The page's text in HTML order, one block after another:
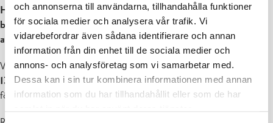
och annonserna till användarna, tillhandahålla funktioner
för sociala medier och analysera vår trafik. Vi
vidarebefordrar även sådana identifierare och annan
information från din enhet till de sociala medier och
annons- och analysföretag som vi samarbetar med.
Dessa kan i sin tur kombinera informationen med annan
information som du har tillhandahållit eller som de har
Har du nya jobbutmaningar, studier, företagsstart eller byte av
bransch i tankarna? Letar du efter sommarjobb? Saknar din
ansökan en aktuell profilbild?
Välkommen till Hangö rekryteringsmässaonsdagen den 28.1 kl.
13–17för att bekanta dig med företag i Hangöregionen och träffa
företagens representanter.